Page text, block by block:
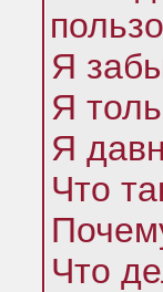
Я
Я
Я
Что
Что